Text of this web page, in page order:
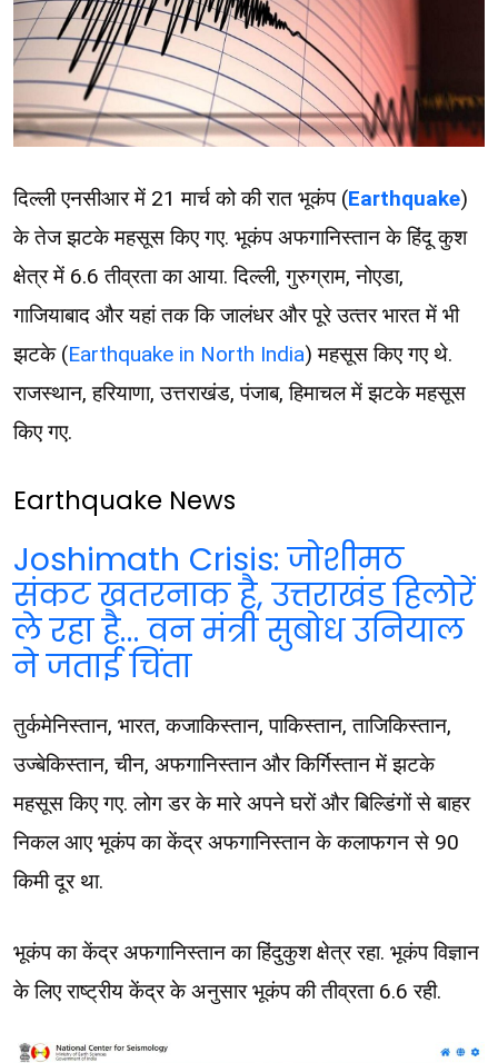
दिल्ली एनसीआर में 21 मार्च को की रात भूकंप (Earthquake)
के तेज झटके महसूस किए गए. भूकंप अफगानिस्तान के हिंदू कुश
क्षेत्र में 6.6 तीव्रता का आया. दिल्ली, गुरुग्राम, नोएडा,
गाजियाबाद और यहां तक कि जालंधर और पूरे उत्‍तर भारत में भी
झटके (Earthquake in North India) महसूस किए गए थे.
राजस्थान, हरियाणा, उत्तराखंड, पंजाब, हिमाचल में झटके महसूस
किए गए.
Earthquake News
Joshimath Crisis: जोशीमठ
संकट खतरनाक है, उत्तराखंड हिलोरें
ले रहा है… वन मंत्री सुबोध उनियाल
ने जताई चिंता
तुर्कमेनिस्तान, भारत, कजाकिस्तान, पाकिस्तान, ताजिकिस्तान,
उज्बेकिस्तान, चीन, अफगानिस्तान और किर्गिस्तान में झटके
महसूस किए गए. लोग डर के मारे अपने घरों और बिल्डिंगों से बाहर
निकल आए भूकंप का केंद्र अफगानिस्तान के कलाफगन से 90
किमी दूर था.
भूकंप का केंद्र अफगानिस्‍तान का हिंदुकुश क्षेत्र रहा. भूकंप विज्ञान
के लिए राष्ट्रीय केंद्र के अनुसार भूकंप की तीव्रता 6.6 रही.